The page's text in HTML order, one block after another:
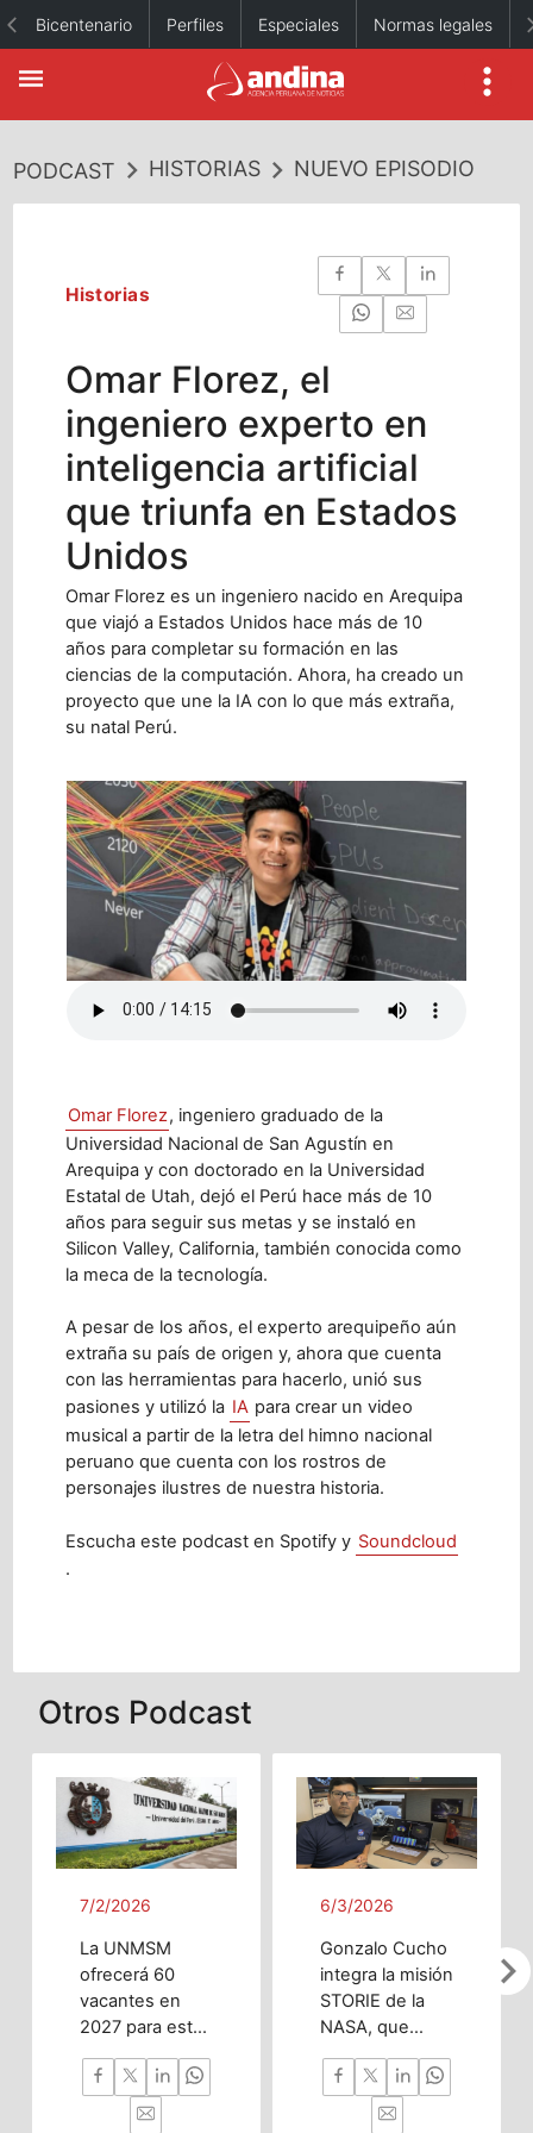
Bicentenario Perfiles Especiales Normas legales
PODCAST HISTORIAS NUEVO EPISODIO
Historias
Omar Florez, el
ingeniero experto en
inteligencia artificial
que triunfa en Estados
Unidos
Omar Florez es un ingeniero nacido en Arequipa
que viajó a Estados Unidos hace más de 10
años para completar su formación en las
ciencias de la computación. Ahora, ha creado un
proyecto que une la IA con lo que más extraña,
su natal Perú.
Omar Florez, ingeniero graduado de la
Universidad Nacional de San Agustín en
Arequipa y con doctorado en la Universidad
Estatal de Utah, dejó el Perú hace más de 10
años para seguir sus metas y se instaló en
Silicon Valley, California, también conocida como
la meca de la tecnología.
A pesar de los años, el experto arequipeño aún
extraña su país de origen y, ahora que cuenta
con las herramientas para hacerlo, unió sus
pasiones y utilizó la IA para crear un video
musical a partir de la letra del himno nacional
peruano que cuenta con los rostros de
personajes ilustres de nuestra historia.
Escucha este podcast en Spotify y Soundcloud
.
Otros Podcast
chevron_right
7/2/2026
La UNMSM
ofrecerá 60
vacantes en
2027 para esta
innovadora
carrera
enfocada en
6/3/2026
Gonzalo Cucho
integra la misión
STORIE de la
NASA, que
estudia la
radiación
espacial para